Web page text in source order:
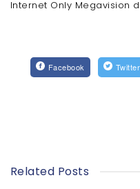
Internet Only Megavision
Facebook Twitter
Related Posts